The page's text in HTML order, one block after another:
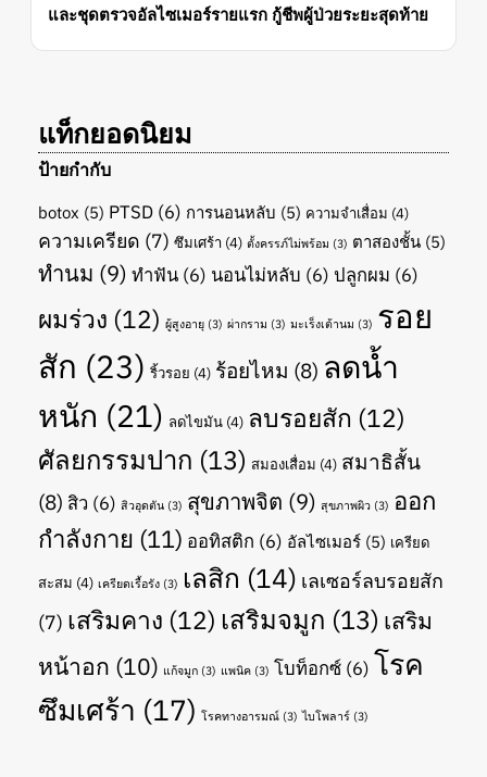
และชุดตรวจอัลไซเมอร์รายแรก กู้ชีพผู้ป่วยระยะสุดท้าย
แท็กยอดนิยม
ป้ายกำกับ
botox (5) PTSD (6) การนอนหลับ (5) ความจำเสื่อม (4)
ความเครียด (7) ซึมเศร้า (4) ตั้งครรภ์ไม่พร้อม (3) ตาสองชั้น (5)
ทำนม (9) ทำฟัน (6) นอนไม่หลับ (6) ปลูกผม (6)
ผมร่วง (12) ผู้สูงอายุ (3) ผ่ากราม (3) มะเร็งเต้านม (3) รอย
สัก (23) ริ้วรอย (4) ร้อยไหม (8) ลดน้ำ
หนัก (21) ลดไขมัน (4) ลบรอยสัก (12)
ศัลยกรรมปาก (13) สมองเสื่อม (4) สมาธิสั้น
(8) สิว (6) สิวอุดตัน (3) สุขภาพจิต (9) สุขภาพผิว (3) ออก
กำลังกาย (11) ออทิสติก (6) อัลไซเมอร์ (5) เครียด
สะสม (4) เครียดเรื้อรัง (3) เลสิก (14) เลเซอร์ลบรอยสัก
(7) เสริมคาง (12) เสริมจมูก (13) เสริม
หน้าอก (10) แก้จมูก (3) แพนิค (3) โบท็อกซ์ (6) โรค
ซึมเศร้า (17) โรคทางอารมณ์ (3) ไบโพลาร์ (3)